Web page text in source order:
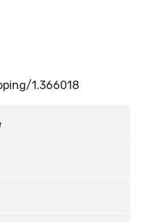
1.366018